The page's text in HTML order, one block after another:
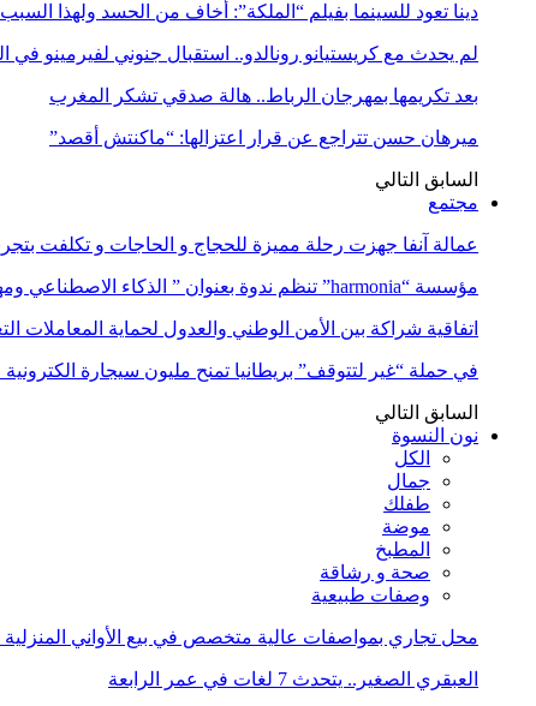
دينا تعود للسينما بفيلم “الملكة”: أخاف من الحسد ولهذا
لم يحدث مع كريستيانو رونالدو.. استقبال جنوني لفيرمينو في
بعد تكريمها بمهرجان الرباط.. هالة صدقي تشكر المغرب
ميرهان حسن تتراجع عن قرار اعتزالها: “ماكنتش أقصد”
السابق التالي
مجتمع
عمالة آنفا جهزت رحلة مميزة للحجاج و الحاجات و تكلفت
مؤسسة “harmonia” تنظم ندوة بعنوان ” الذكاء الاصطناعي ومهن المستقبل:…
اتفاقية شراكة بين الأمن الوطني والعدول لحماية المعاملات
في حملة “غير لتتوقف” بريطانيا تمنح مليون سيجارة
السابق التالي
نون النسوة
الكل
جمال
طفلك
موضة
المطبخ
صحة و رشاقة
وصفات طبيعية
محل تجاري بمواصفات عالية متخصص في بيع الأواني المنزلية
العبقري الصغير.. يتحدث 7 لغات في عمر الرابعة